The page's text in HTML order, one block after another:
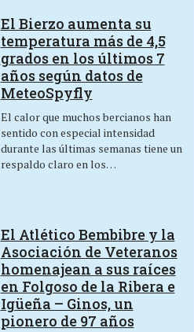
El Bierzo aumenta su
temperatura más de 4,5
grados en los últimos 7
años según datos de
MeteoSpyfly
El calor que muchos bercianos han
sentido con especial intensidad
durante las últimas semanas tiene un
respaldo claro en los…
El Atlético Bembibre y la
Asociación de Veteranos
homenajean a sus raíces
en Folgoso de la Ribera e
Igüeña – Ginos, un
pionero de 97 años